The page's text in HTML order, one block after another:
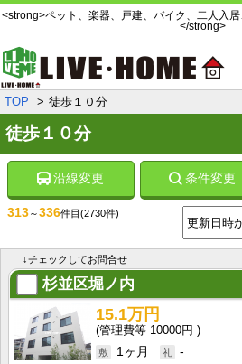
<strong>ペット、楽器、戸建、バイク、二人入居
</strong>
TOP 徒歩１０分
徒歩１０分
沿線変更 条件変更
313～336件目 (2730件)
↓チェックしてお問合せ
杉並区堀ノ内
15.1万円
10000円
1ヶ月
-